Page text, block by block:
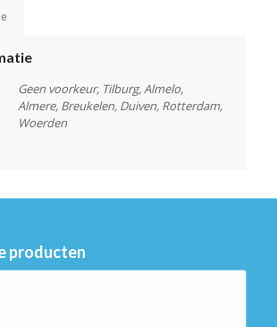
Geen voorkeur, Tilburg, Almelo,
Almere, Breukelen, Duiven, Rotterdam,
Woerden
producten